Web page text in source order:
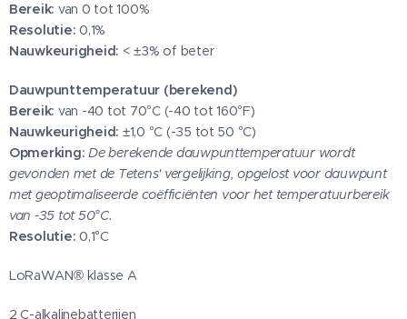
Bereik: van 0 tot 100%
Resolutie: 0,1%
Nauwkeurigheid: < ±3% of beter
Dauwpunttemperatuur (berekend)
Bereik: van -40 tot 70°C (-40 tot 160°F)
Nauwkeurigheid: ±1,0 °C (-35 tot 50 °C)
Opmerking: De berekende dauwpunttemperatuur wordt
gevonden met de Tetens' vergelijking, opgelost voor dauwpunt
met geoptimaliseerde coëfficiënten voor het temperatuurbereik
van -35 tot 50°C.
Resolutie: 0,1°C
LoRaWAN® klasse A
2 C-alkalinebatterijen